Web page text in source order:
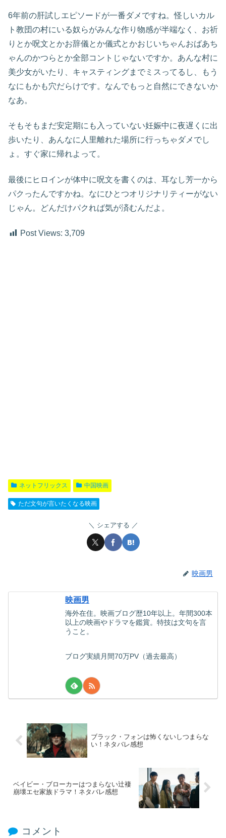
6年前の肝試しエピソードが一番ダメですね。怪しいカル
ト教団の村にいる奴らがみんな作り物感が半端なく、お祈
りとか呪文とかお辞儀とか儀式とかおじいちゃんおばあち
ゃんのかつらとか全部コントじゃないですか。あんな村に
美少女がいたり、キャスティングまでミスってるし、もう
なにもかも穴だらけです。なんでもっと自然にできないか
なあ。
そもそもまだ安定期にも入っていない妊娠中に夜遅くに出
歩いたり、あんなに人里離れた場所に行っちゃダメでし
ょ。すぐ家に帰れよって。
最後にヒロインが体中に呪文を書くのは、耳なし芳一から
パクったんですかね。なにひとつオリジナリティーがない
じゃん。どんだけパクれば気が済むんだよ。
Post Views: 3,709
ネットフリックス 中国映画
ただ文句が言いたくなる映画
シェアする
映画男
映画男
海外在住。映画ブログ歴10年以上。年間300本
以上の映画やドラマを鑑賞。特技は文句を言
うこと。
ブログ実績月間70万PV（過去最高）
ブラック・フォンは怖くないしつまらな
い！ネタバレ感想
ベイビー・ブローカーはつまらない辻褄
崩壊エセ家族ドラマ！ネタバレ感想
コメント